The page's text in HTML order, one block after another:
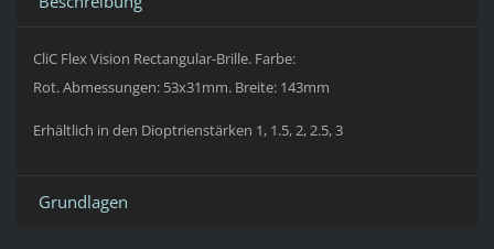
CliC Flex Vision Rectangular-Brille. Farbe:
Rot.Abmessungen: 53x31mm. Breite: 143mm
Erhältlich in den Dioptrienstärken 1, 1.5, 2, 2.5, 3
Grundlagen